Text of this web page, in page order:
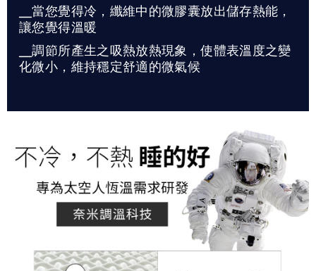
╴當您覺得冷，纖維中的微膠囊放出儲存熱能，
讓您覺得溫暖
╴調節所產生之吸熱放熱現象，使體表溫度之變
化微小，維持穩定舒適的微氣候